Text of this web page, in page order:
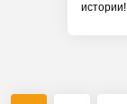
истории!